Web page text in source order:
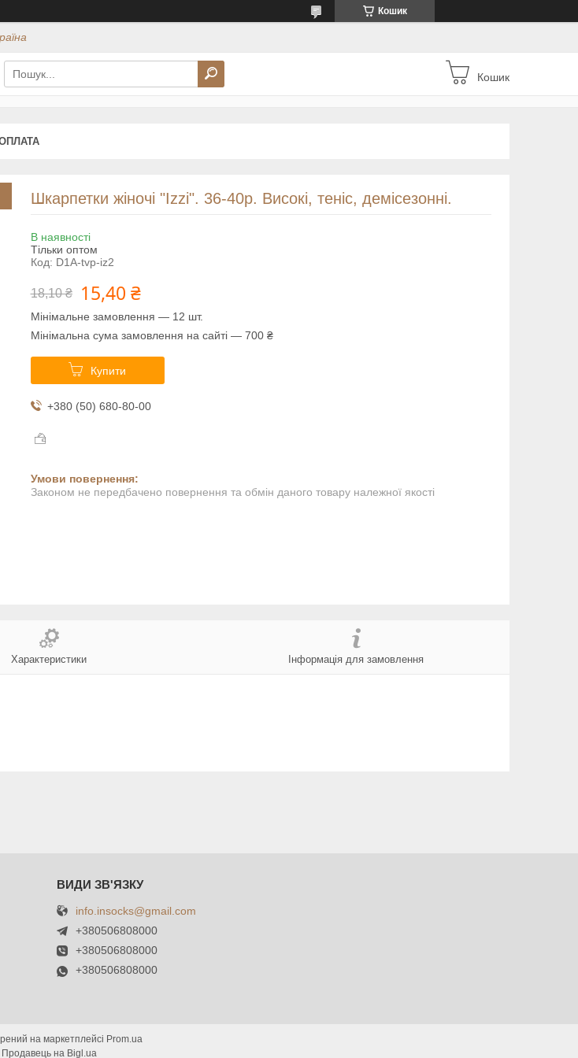
Кошик
Кошик
Шкарпетки жіночі "Izzi". 36-40р. Високі, теніс, демісезонні.
В наявності
Тільки оптом
Код: D1A-tvp-iz2
18,10 ₴ 15,40 ₴
Мінімальне замовлення — 12 шт.
Мінімальна сума замовлення на сайті — 700 ₴
Купити
+380 (50) 680-80-00
Законом не передбачено повернення та обмін даного товару належної якості
Характеристики Інформація для замовлення
info.insocks@gmail.com
+380506808000
+380506808000
+380506808000
на маркетплейсі Prom.ua
Продавець на Bigl.ua